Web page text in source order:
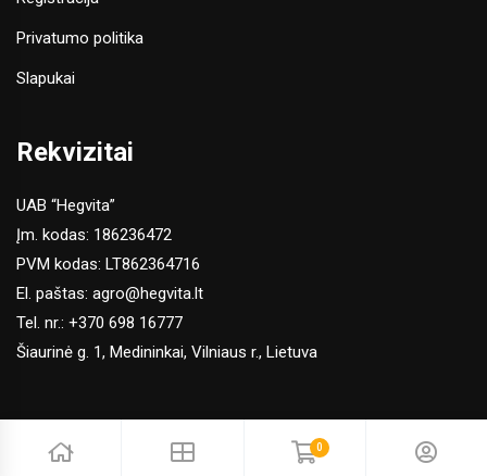
Privatumo politika
Slapukai
Rekvizitai
UAB “Hegvita”
Įm. kodas: 186236472
PVM kodas: LT862364716
El. paštas: agro@hegvita.lt
Tel. nr.: +370 698 16777
Šiaurinė g. 1, Medininkai, Vilniaus r., Lietuva
0